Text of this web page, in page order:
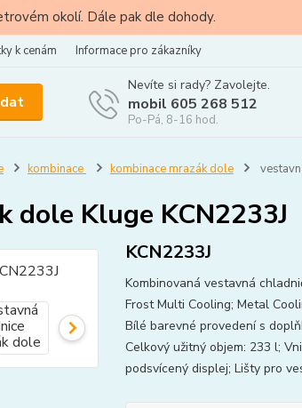
okolí. Dále pak dle dohody.
k cenám Informace pro zákazníky
Nevíte si rady? Zavolejte.
mobil 605 268 512
Po-Pá, 8-16 hod.
kombinace kombinace mrazák dole
dole Kluge KCN2233J
KCN2233J
Kombinovaná vestavná
Frost Multi Cooling; Metal
Bílé barevné provedení s
Celkový užitný objem: 233 l;
podsvícený displej; Lišty pro